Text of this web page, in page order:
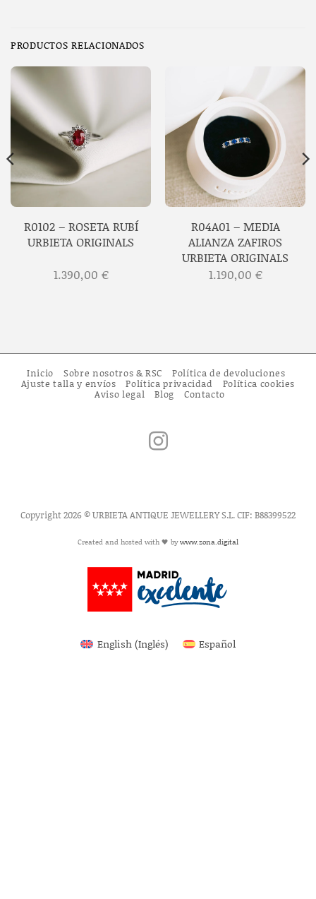
PRODUCTOS RELACIONADOS
R0102 – ROSETA RUBÍ
URBIETA ORIGINALS
1.390,00 €
R04A01 – MEDIA
ALIANZA ZAFIROS
URBIETA ORIGINALS
1.190,00 €
Inicio Sobre nosotros & RSC
Política de devoluciones
Ajuste talla y envíos
Política privacidad
Política cookies
Aviso legal
Blog Contacto
Copyright 2026 © URBIETA ANTIQUE JEWELLERY S.L. CIF: B88399522
Created and hosted with 🖤 bywww.zona.digital
English(Inglés) Español